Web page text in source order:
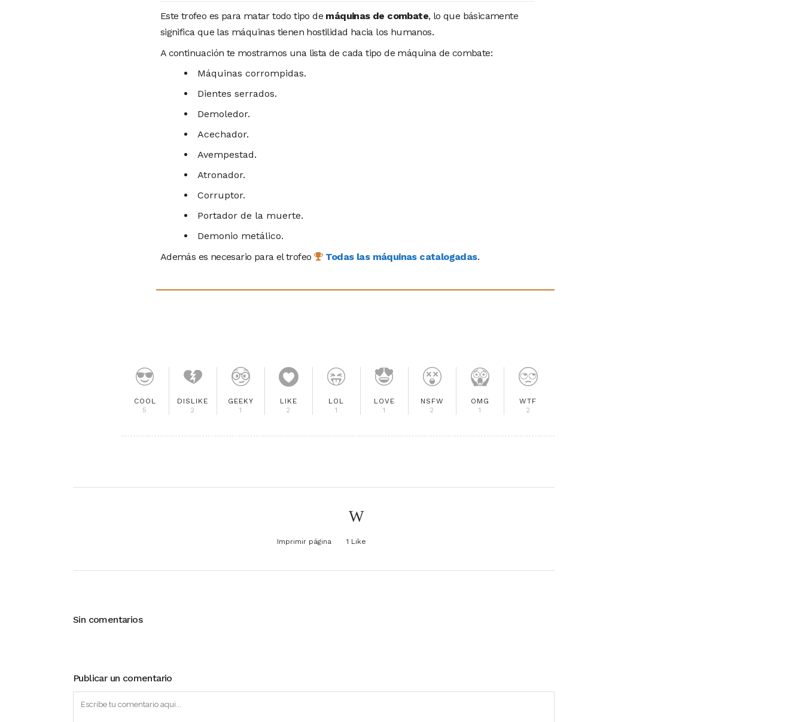
Este trofeo es para matar todo tipo de máquinas de combate, lo que básicamente
significa que las máquinas tienen hostilidad hacia los humanos.
A continuación te mostramos una lista de cada tipo de máquina de combate:
Máquinas corrompidas.
Dientes serrados.
Demoledor.
Acechador.
Avempestad.
Atronador.
Corruptor.
Portador de la muerte.
Demonio metálico.
Además es necesario para el trofeo
Todas las máquinas catalogadas.
COOL
5
DISLIKE
2
GEEKY
1
LIKE
2
LOL
1
LOVE
1
NSFW
2
OMG
1
WTF
2
Imprimir página 1 Like
Sin comentarios
Publicar un comentario